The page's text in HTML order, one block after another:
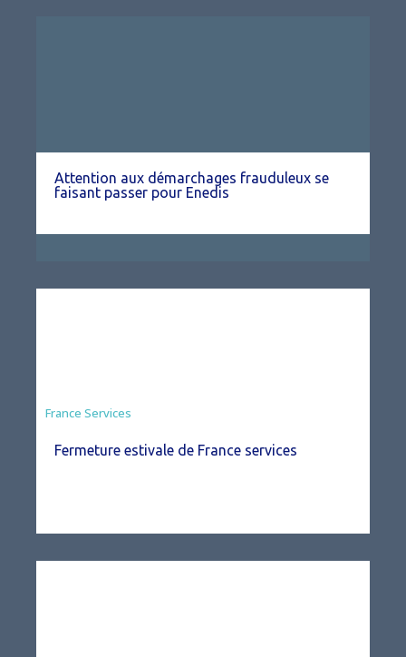
Attention aux démarchages frauduleux se
faisant passer pour Enedis
France Services
Fermeture estivale de France services